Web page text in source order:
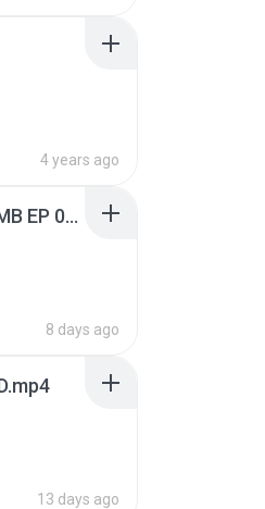
4 years ago
[Witanime.com] RKNGMNNTSRCMB EP 06 HD.mp4
8 days ago
13 days ago